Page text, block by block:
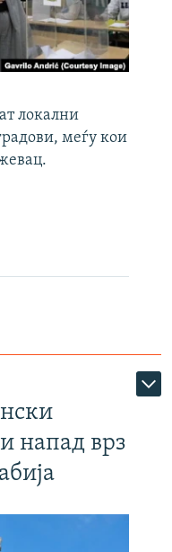
локални
меѓу кои
напад врз